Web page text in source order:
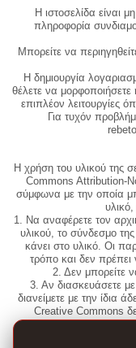
Η ιστοσελίδα είναι
πληροφορία
Μπορείτε να
Η δημιουργία
θέλετε να
επιπλέον λειτουργίες
Για τυχόν
Η χρήση του υλικού της
Commons Attribution-
σύμφωνα με την οποία
1. Να αναφέρετε τον
υλικού, το σύνδεσμο
κάνει στο υλικό. Οι
τρόπο και δεν πρέπει
2. Δεν μπορείτε
3. Αν διασκευάσετε
διανείμετε με την ίδια
Creative Commons
διατάξεις του